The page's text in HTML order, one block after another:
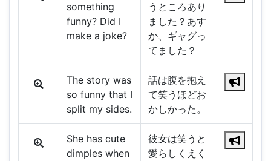
something
funny? Did I
make a joke?
うところあり
ました？あす
か、ギャグっ
てました？
The story was
so funny that I
split my sides.
話は腹を抱え
て笑うほどお
かしかった。
She has cute
dimples when
彼女は笑うと
愛らしくえく